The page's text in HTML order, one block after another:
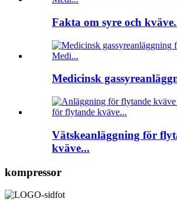
Fakta om syre och
Medicinsk
Vätskeanläggning för
kväve...
kompressor